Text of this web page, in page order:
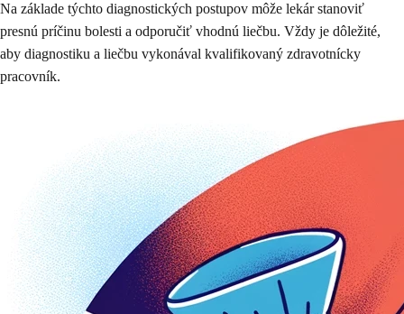
Na základe týchto diagnostických postupov môže lekár stanoviť
presnú príčinu bolesti a odporučiť vhodnú liečbu. Vždy je dôležité,
aby diagnostiku a liečbu vykonával kvalifikovaný zdravotnícky
pracovník.